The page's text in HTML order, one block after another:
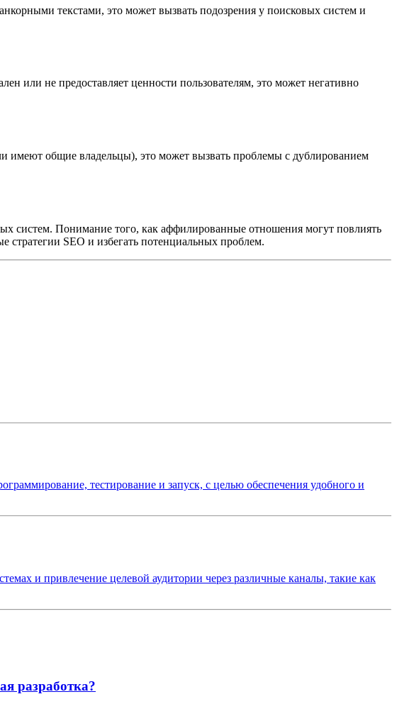
текстами, это может вызвать подозрения у поисковых систем и
или не предоставляет ценности пользователям, это может негативно
имеют общие владельцы), это может вызвать проблемы с дублированием
систем. Понимание того, как аффилированные отношения могут повлиять
стратегии SEO и избегать потенциальных проблем.
тестирование и запуск, с целью обеспечения удобного и
и привлечение целевой аудитории через различные каналы, такие как
разработка?